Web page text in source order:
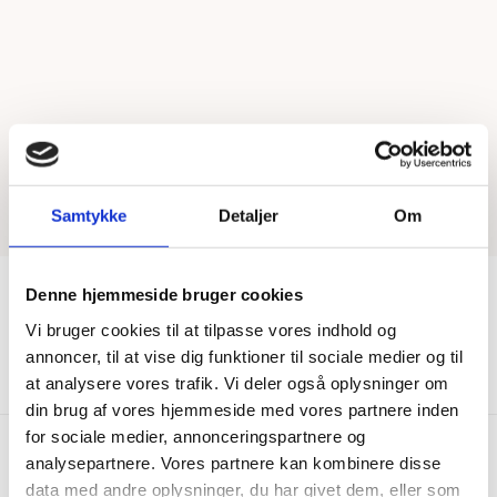
Samtykke Detaljer Om
Denne hjemmeside bruger cookies
Vi bruger cookies til at tilpasse vores indhold og
annoncer, til at vise dig funktioner til sociale medier og til
at analysere vores trafik. Vi deler også oplysninger om
din brug af vores hjemmeside med vores partnere inden
for sociale medier, annonceringspartnere og
analysepartnere. Vores partnere kan kombinere disse
data med andre oplysninger, du har givet dem, eller som
Vis mere